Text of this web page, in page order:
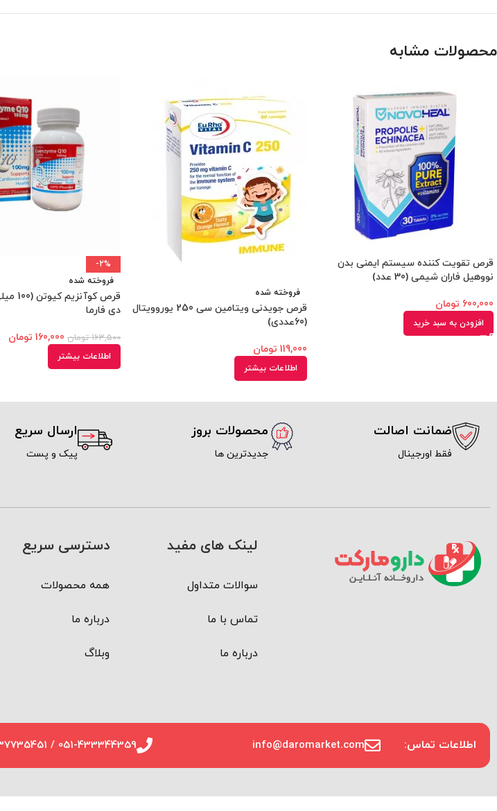
محصولات مشابه
قرص تقویت کننده سیستم ایمنی بدن
نووهیل فاران شیمی (30 عدد)
600,000 تومان
افزودن به سبد خرید
فروخته شده
قرص جویدنی ویتامین سی 250 یوروویتال
(60عددی)
119,000 تومان
اطلاعات بیشتر
-2%
فروخته شده
قرص
دی فارما
163,500 تومان 160,000 تومان
اطلاعات بیشتر
ضمانت اصالت
فقط اورجینال
محصولات بروز
جدیدترین ها
ارسال سریع
پیک و پست
لینک های مفید
سوالات متداول
تماس با ما
درباره ما
دسترسی سریع
همه محصولات
درباره ما
وبلاگ
اطلاعات تماس: info@daromarket.com
051-433344359 / 09337735451